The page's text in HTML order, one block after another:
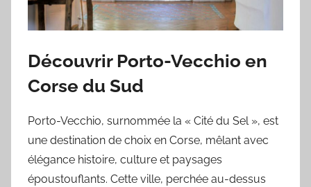
Découvrir Porto-Vecchio en
Corse du Sud
Porto-Vecchio, surnommée la « Cité du Sel », est
une destination de choix en Corse, mêlant avec
élégance histoire, culture et paysages
époustouflants. Cette ville, perchée au-dessus